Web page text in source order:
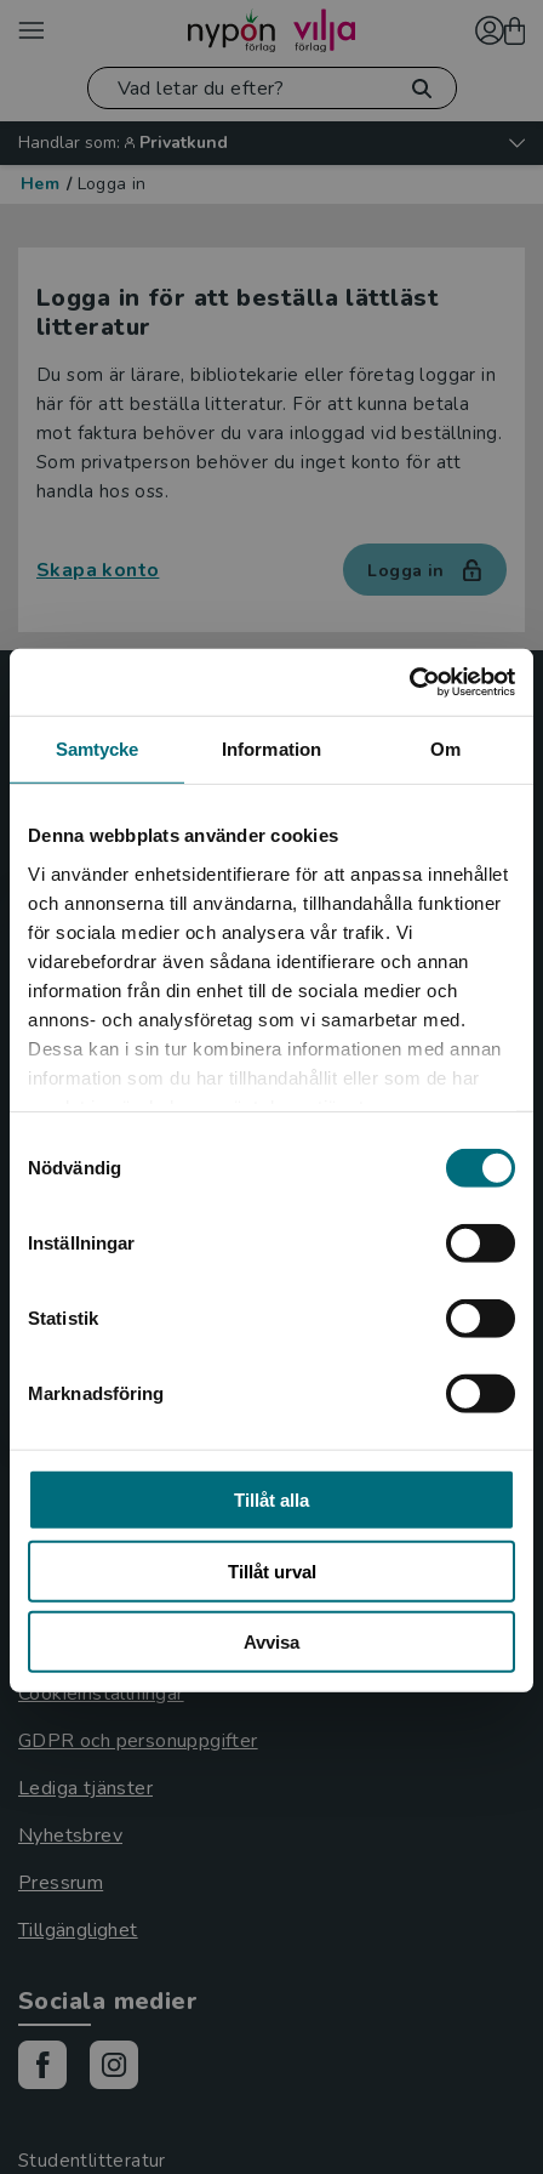
Samtycke Information Om
Denna webbplats använder cookies
Vi använder enhetsidentifierare för att anpassa innehållet
och annonserna till användarna, tillhandahålla funktioner
för sociala medier och analysera vår trafik. Vi
vidarebefordrar även sådana identifierare och annan
information från din enhet till de sociala medier och
annons- och analysföretag som vi samarbetar med.
Dessa kan i sin tur kombinera informationen med annan
information som du har tillhandahållit eller som de har
Nödvändig
Inställningar
Statistik
Marknadsföring
Tillåt alla
Tillåt urval
Avvisa
Begränsad fraktregion
Det verkar som att du besöker
Sverige. För att kunna slutföra ett köp måste
Handlar som:
Privatkund
Hem / Logga in
Logga in för att beställa lättläst
litteratur
Du som är lärare, bibliotekarie eller företag loggar in
här för att beställa litteratur. För att kunna betala
mot faktura behöver du vara inloggad vid beställning.
Som privatperson behöver du inget konto för att
handla hos oss.
Skapa konto Logga in
Nypon och Vilja
Nypon och Vilja förlag ger ut böcker som väcker läslust
såväl barn som vuxna.
Nypon och Vilja förlag är en del av Studentlitteratur.
Kontakta oss
Kontakta oss
046-31 20 00
Box 141
Besöksadress:
Åkergränden 1
Kontakta kundservice
Köpvillkor
Allmänna länkar
Om oss
Cookieinställningar
GDPR och personuppgifter
Lediga tjänster
Nyhetsbrev
Pressrum
Tillgänglighet
Sociala medier
Studentlitteratur